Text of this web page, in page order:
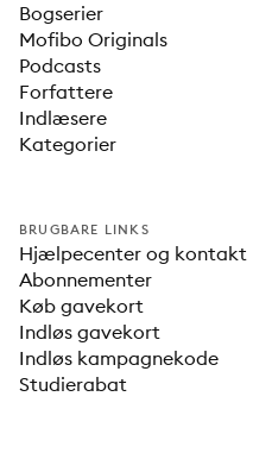
Bogserier
Mofibo Originals
Podcasts
Forfattere
Indlæsere
Kategorier
BRUGBARE LINKS
Hjælpecenter og kontakt
Abonnementer
Køb gavekort
Indløs gavekort
Indløs kampagnekode
Studierabat